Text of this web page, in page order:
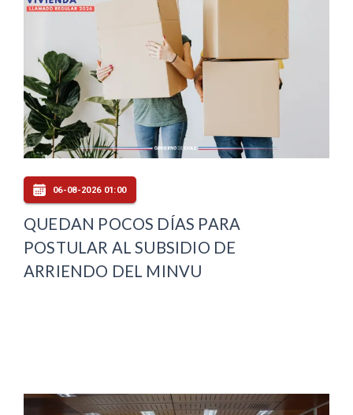
06-08-2026 01:00
QUEDAN POCOS DÍAS PARA
POSTULAR AL SUBSIDIO DE
ARRIENDO DEL MINVU